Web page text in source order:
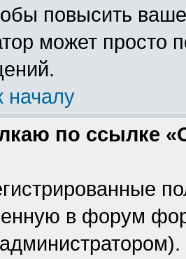
повысить
может просто
началу
по ссылке
в форум